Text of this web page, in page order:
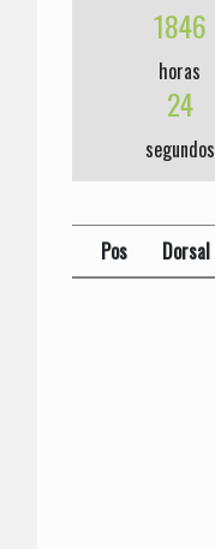
1846
horas
24
segundos
Pos Dorsal